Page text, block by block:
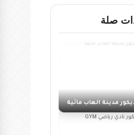
صلة
سينما منزلية
مدينة العاب مائية